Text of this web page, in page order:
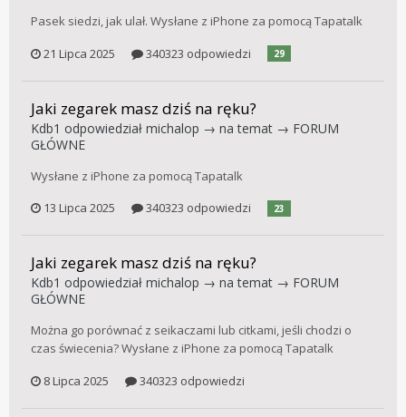
Pasek siedzi, jak ulał. Wysłane z iPhone za pomocą Tapatalk
21 Lipca 2025
340323 odpowiedzi 29
Jaki zegarek masz dziś na ręku?
Kdb1 odpowiedział michalop → na temat → FORUM
GŁÓWNE
Wysłane z iPhone za pomocą Tapatalk
13 Lipca 2025
340323 odpowiedzi 23
Jaki zegarek masz dziś na ręku?
Kdb1 odpowiedział michalop → na temat → FORUM
GŁÓWNE
Można go porównać z seikaczami lub citkami, jeśli chodzi o
czas świecenia? Wysłane z iPhone za pomocą Tapatalk
8 Lipca 2025
340323 odpowiedzi